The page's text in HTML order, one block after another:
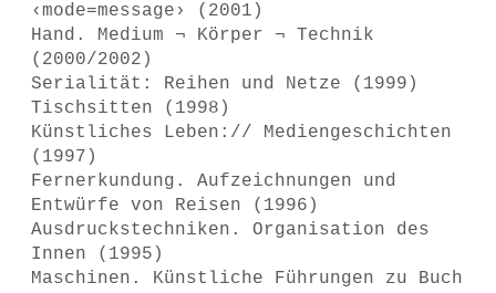
‹mode=message› (2001)
Hand. Medium ¬ Körper ¬ Technik
(2000/2002)
Serialität: Reihen und Netze (1999)
Tischsitten (1998)
Künstliches Leben:// Mediengeschichten
(1997)
Fernerkundung. Aufzeichnungen und
Entwürfe von Reisen (1996)
Ausdruckstechniken. Organisation des
Innen (1995)
Maschinen. Künstliche Führungen zu Buch